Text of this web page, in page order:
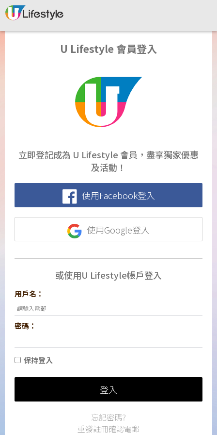
U Lifestyle 會員登入
立即登記成為 U Lifestyle 會員，盡享獨家優惠
及活動！
使用Facebook登入
使用Google登入
或使用U Lifestyle帳戶登入
用戶名：
密碼：
保持登入
登入
忘記密碼?
重發註冊確認電郵